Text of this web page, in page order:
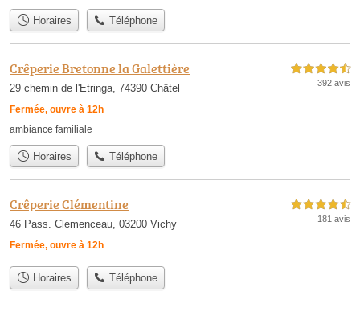
Horaires Téléphone
Crêperie Bretonne la Galettière
29 chemin de l'Etringa, 74390 Châtel
Fermée, ouvre à 12h
4,5 étoiles sur 5
392 avis
ambiance familiale
Horaires Téléphone
Crêperie Clémentine
46 Pass. Clemenceau, 03200 Vichy
Fermée, ouvre à 12h
4,5 étoiles sur 5
181 avis
Horaires Téléphone